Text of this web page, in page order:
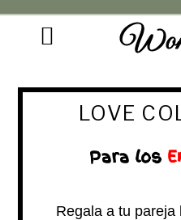
LOVE
Para los
Regala a tu pareja